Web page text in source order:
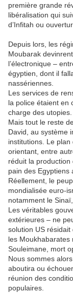
première grande
libéralisation qui
d’Infitah ou
Depuis lors, les
Moubarak
l’électronique –
égyptien, dont il
nassériennes.
Les services de
la police étaient en
charge des utopies.
Mais tout le reste
David, au système
institutions. Le plan
orientant, entre
réduit la
pain des Egyptiens
Réellement, le
mondialisée euro-
notamment le
Les véritables
extérieures – ne
solution US
les
Souleimane, mort
Nous sommes
aboutira ou
réunion des
populaires.